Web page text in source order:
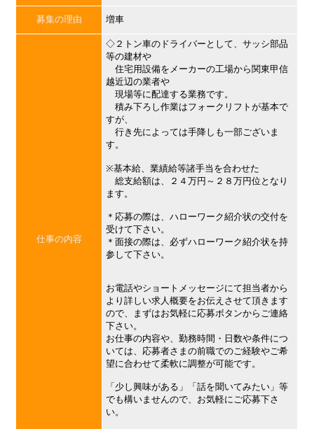
募集の理由 増車
仕事の内容
◇２トン車のドライバーとして、サッシ部品
等の建材や
住宅用設備をメーカーの工場から関東甲信
越近辺の業者や
現場等に配達する業務です。
積み下ろし作業はフォークリフトが基本で
すが、
行き先によっては手降しも一部ございま
す。
※基本給、業績給等諸手当を合わせた
総支給額は、２４万円～２８万円位となり
ます。
＊応募の際は、ハローワーク紹介状の交付を
受けて下さい。
＊面接の際は、必ずハローワーク紹介状を持
参して下さい。
お電話やショートメッセージにて担当者から
より詳しい求人概要をお伝えさせて頂きます
ので、まずはお気軽に応募ボタンからご連絡
下さい。
お仕事の内容や、勤務時間・日数や条件につ
いては、応募者さまの前職でのご経験やご希
望に合わせて柔軟に調整が可能です。
「少し興味がある」「話を聞いてみたい」等
でも構いませんので、お気軽にご応募下さ
い。